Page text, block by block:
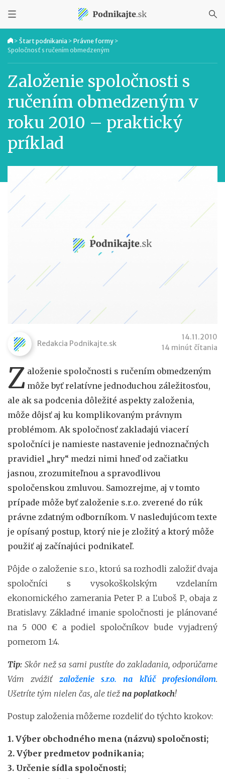
> Štart podnikania > Právne formy >
Spoločnosť s ručením obmedzeným
Založenie spoločnosti s
ručením obmedzeným v
roku 2010 – praktický
príklad
Redakcia Podnikajte.sk
14.11.2010
14 minút čítania
Z aloženie spoločnosti s ručením obmedzeným
môže byť relatívne jednoduchou záležitosťou,
ale ak sa podcenia dôležité aspekty založenia,
môže dôjsť aj ku komplikovaným právnym
problémom. Ak spoločnosť zakladajú viacerí
spoločníci je namieste nastavenie jednoznačných
pravidiel „hry“ medzi nimi hneď od začiatku
jasnou, zrozumiteľnou a spravodlivou
spoločenskou zmluvou. Samozrejme, aj v tomto
prípade môže byť založenie s.r.o. zverené do rúk
právne zdatným odborníkom. V nasledujúcom texte
je opísaný postup, ktorý nie je zložitý a ktorý môže
použiť aj začínajúci podnikateľ.
Pôjde o založenie s.r.o., ktorú sa rozhodli založiť dvaja
spoločníci s vysokoškolským vzdelaním
ekonomického zamerania Peter P. a Ľuboš P., obaja z
Bratislavy. Základné imanie spoločnosti je plánované
na 5 000 € a podiel spoločníkov bude vyjadrený
pomerom 1:4.
Tip: Skôr než sa sami pustíte do zakladania, odporúčame
Vám zvážiť založenie s.r.o. na kľúč profesionálom.
Ušetríte tým nielen čas, ale tiež na poplatkoch!
Postup založenia môžeme rozdeliť do týchto krokov:
1. Výber obchodného mena (názvu) spoločnosti;
2. Výber predmetov podnikania;
3. Určenie sídla spoločnosti;